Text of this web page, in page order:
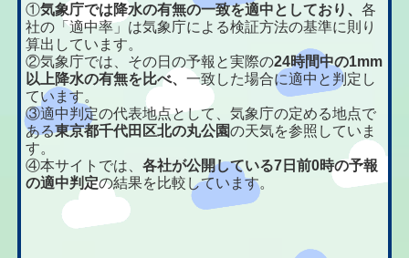
①気象庁では降水の有無の一致を適中としており、各
社の「適中率」は気象庁による検証方法の基準に則り
算出しています。
②気象庁では、その日の予報と実際の24時間中の1mm
以上降水の有無を比べ、一致した場合に適中と判定し
ています。
③適中判定の代表地点として、気象庁の定める地点で
ある東京都千代田区北の丸公園の天気を参照していま
す。
④本サイトでは、各社が公開している7日前0時の予報
の適中判定の結果を比較しています。